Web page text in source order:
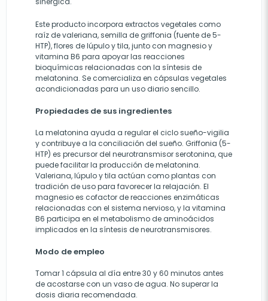
Este producto incorpora extractos vegetales como
raíz de valeriana, semilla de griffonia (fuente de 5-
HTP), flores de lúpulo y tila, junto con magnesio y
vitamina B6 para apoyar las reacciones
bioquímicas relacionadas con la síntesis de
melatonina. Se comercializa en cápsulas vegetales
acondicionadas para un uso diario sencillo.
Propiedades de sus ingredientes
La melatonina ayuda a regular el ciclo sueño-vigilia
y contribuye a la conciliación del sueño. Griffonia (5-
HTP) es precursor del neurotransmisor serotonina, que
puede facilitar la producción de melatonina.
Valeriana, lúpulo y tila actúan como plantas con
tradición de uso para favorecer la relajación. El
magnesio es cofactor de reacciones enzimáticas
relacionadas con el sistema nervioso, y la vitamina
B6 participa en el metabolismo de aminoácidos
implicados en la síntesis de neurotransmisores.
Modo de empleo
Tomar 1 cápsula al día entre 30 y 60 minutos antes
de acostarse con un vaso de agua. No superar la
dosis diaria recomendada.